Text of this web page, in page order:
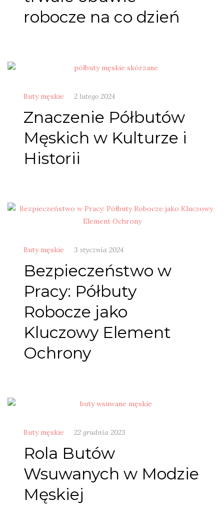
robocze na co dzień
Buty męskie 2 lutego 2024
Znaczenie Półbutów
Męskich w Kulturze i
Historii
Buty męskie 3 stycznia 2024
Bezpieczeństwo w
Pracy: Półbuty
Robocze jako
Kluczowy Element
Ochrony
Buty męskie 22 grudnia 2023
Rola Butów
Wsuwanych w Modzie
Męskiej